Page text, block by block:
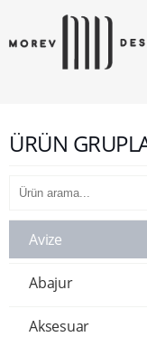
ÜRÜN
Avize
Abajur
Aksesuar